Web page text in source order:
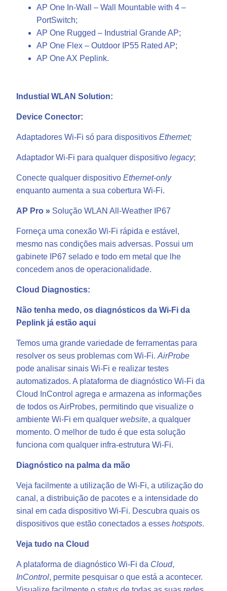
AP One In-Wall – Wall Mountable with 4 –
PortSwitch;
AP One Rugged – Industrial Grande AP;
AP One Flex – Outdoor IP55 Rated AP;
AP One AX Peplink.
Industial WLAN Solution:
Device Conector:
Adaptadores Wi-Fi só para dispositivos Ethernet;
Adaptador Wi-Fi para qualquer dispositivo legacy;
Conecte qualquer dispositivo Ethernet-only
enquanto aumenta a sua cobertura Wi-Fi.
AP Pro » Solução WLAN All-Weather IP67
Forneça uma conexão Wi-Fi rápida e estável,
mesmo nas condições mais adversas. Possui um
gabinete IP67 selado e todo em metal que lhe
concedem anos de operacionalidade.
Cloud Diagnostics:
Não tenha medo, os diagnósticos da Wi-Fi da
Peplink já estão aqui
Temos uma grande variedade de ferramentas para
resolver os seus problemas com Wi-Fi. AirProbe
pode analisar sinais Wi-Fi e realizar testes
automatizados. A plataforma de diagnóstico Wi-Fi da
Cloud InControl agrega e armazena as informações
de todos os AirProbes, permitindo que visualize o
ambiente Wi-Fi em qualquer website, a qualquer
momento. O melhor de tudo é que esta solução
funciona com qualquer infra-estrutura Wi-Fi.
Diagnóstico na palma da mão
Veja facilmente a utilização de Wi-Fi, a utilização do
canal, a distribuição de pacotes e a intensidade do
sinal em cada dispositivo Wi-Fi. Descubra quais os
dispositivos que estão conectados a esses hotspots.
Veja tudo na Cloud
A plataforma de diagnóstico Wi-Fi da Cloud,
InControl, permite pesquisar o que está a acontecer.